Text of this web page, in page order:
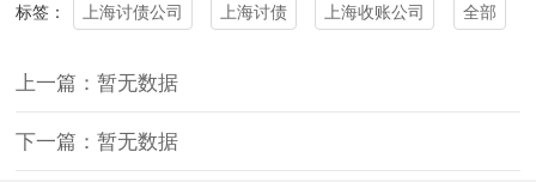
标签： 上海讨债公司 上海讨债 上海收账公司 全部
上一篇：暂无数据
下一篇：暂无数据